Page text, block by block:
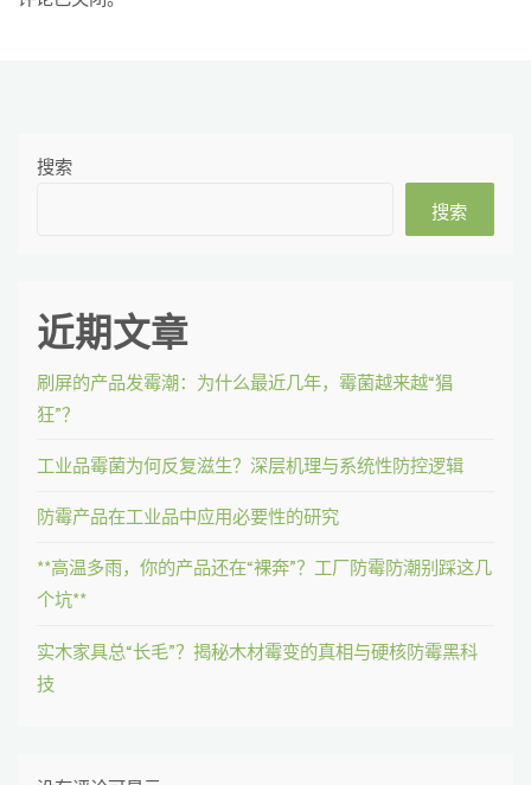
搜索
搜索
近期文章
刷屏的产品发霉潮：为什么最近几年，霉菌越来越“猖
狂”？
工业品霉菌为何反复滋生？深层机理与系统性防控逻辑
防霉产品在工业品中应用必要性的研究
**高温多雨，你的产品还在“裸奔”？工厂防霉防潮别踩这几
个坑**
实木家具总“长毛”？揭秘木材霉变的真相与硬核防霉黑科
技